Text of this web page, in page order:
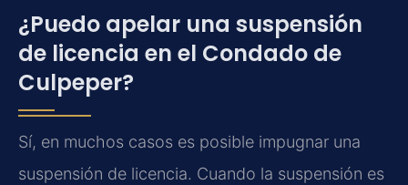
¿Puedo apelar una suspensión
de licencia en el Condado de
Culpeper?
Sí, en muchos casos es posible impugnar una
suspensión de licencia. Cuando la suspensión es